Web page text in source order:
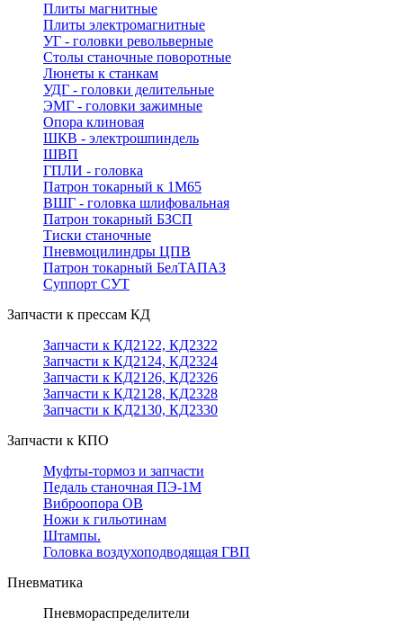
Плиты магнитные
Плиты электромагнитные
УГ - головки револьверные
Столы станочные поворотные
Люнеты к станкам
УДГ - головки делительные
ЭМГ - головки зажимные
Опора клиновая
ШКВ - электрошпиндель
ШВП
ГПЛИ - головка
Патрон токарный к 1М65
ВШГ - головка шлифовальная
Патрон токарный БЗСП
Тиски станочные
Пневмоцилиндры ЦПВ
Патрон токарный БелТАПАЗ
Суппорт СУТ
Запчасти к прессам КД
Запчасти к КД2122, КД2322
Запчасти к КД2124, КД2324
Запчасти к КД2126, КД2326
Запчасти к КД2128, КД2328
Запчасти к КД2130, КД2330
Запчасти к КПО
Муфты-тормоз и запчасти
Педаль станочная ПЭ-1М
Виброопора ОВ
Ножи к гильотинам
Штампы.
Головка воздухоподводящая ГВП
Пневматика
Пневмораспределители